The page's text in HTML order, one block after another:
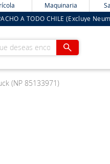
Maquinaria
A TODO CHILE (Excluye
deseas encontrar
(NP 85133971)